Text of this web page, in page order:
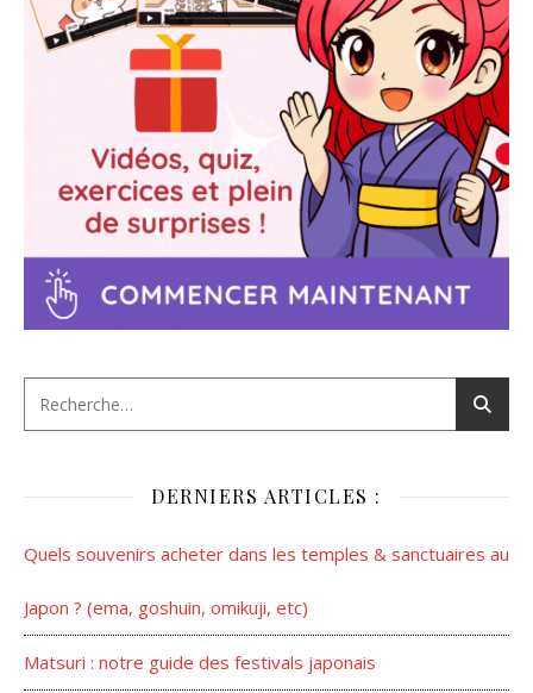
DERNIERS ARTICLES :
Quels souvenirs acheter dans les temples & sanctuaires au
Japon ? (ema, goshuin, omikuji, etc)
Matsuri : notre guide des festivals japonais